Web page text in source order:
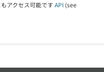
アクセス可能です API (see